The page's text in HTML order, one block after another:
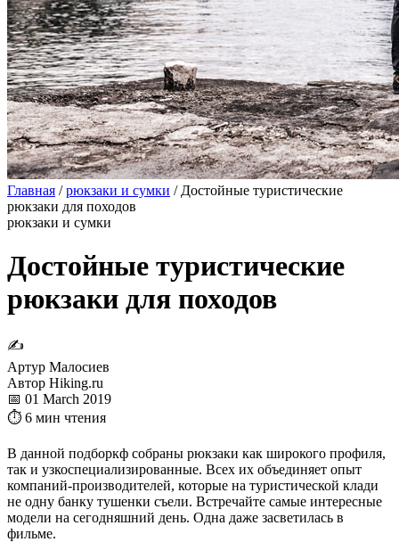
Главная / рюкзаки и сумки / Достойные туристические
рюкзаки для походов
рюкзаки и сумки
Достойные туристические
рюкзаки для походов
✍
Артур Малосиев
Автор Hiking.ru
📅 01 March 2019
⏱ 6 мин чтения
В данной подборкф собраны рюкзаки как широкого профиля,
так и узкоспециализированные. Всех их объединяет опыт
компаний-производителей, которые на туристической клади
не одну банку тушенки съели. Встречайте самые интересные
модели на сегодняшний день. Одна даже засветилась в
фильме.